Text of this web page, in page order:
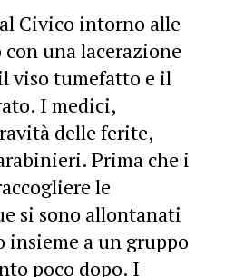
Civico intorno alle
una lacerazione
viso tumefatto e il
I medici,
delle ferite,
Prima che i
le
si sono allontanati
insieme a un gruppo
poco dopo. I